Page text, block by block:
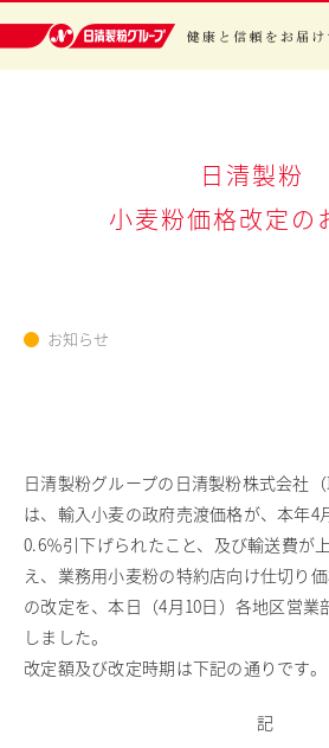
日清製粉グループ 健康と信頼をお届けす
ニュースリリース
商品情報
採用情報
お問い合わせ
安全・安心
レシピ・エンタメ
日清製粉
小麦粉価格改定の
お知らせ
日清製粉グループの日清製粉株式会社（
は、輸入小麦の政府売渡価格が、本年4
0.6％引下げられたこと、及び輸送費が
え、業務用小麦粉の特約店向け仕切り価
の改定を、本日（4月10日）各地区営業
しました。
改定額及び改定時期は下記の通りです。
記